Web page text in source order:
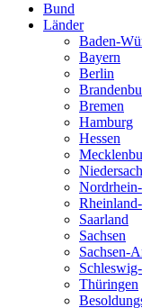
Bund
Länder
Baden-
Bayern
Berlin
Bremen
Hamburg
Hessen
Saarland
Sachsen
Sachsen-
Thüringen